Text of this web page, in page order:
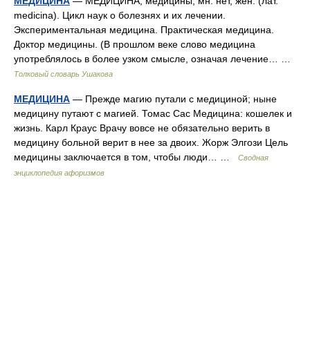
medicina). Цикл наук о болезнях и их лечении.
Экспериментальная медицина. Практическая медицина.
Доктор медицины. (В прошлом веке слово медицина
употреблялось в более узком смысле, означая лечение… …
Толковый словарь Ушакова
МЕДИЦИНА — Прежде магию путали с медициной; ныне
медицину путают с магией. Томас Сас Медицина: кошелек и
жизнь. Карл Краус Врачу вовсе не обязательно верить в
медицину больной верит в нее за двоих. Жорж Элгози Цель
медицины заключается в том, чтобы люди… …
Сводная
энциклопедия афоризмов